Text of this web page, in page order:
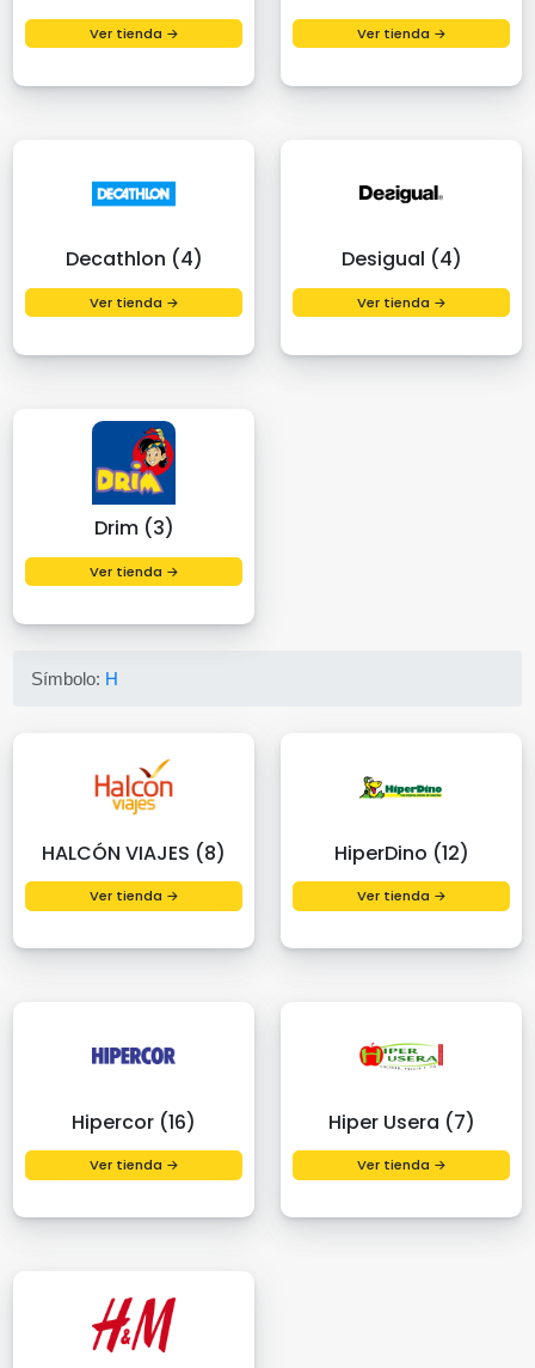
Ver tienda → Ver tienda →
Decathlon (4)
Ver tienda →
Desigual (4)
Ver tienda →
Drim (3)
Ver tienda →
Símbolo: H
HALCÓN VIAJES (8)
Ver tienda →
HiperDino (12)
Ver tienda →
Hipercor (16)
Ver tienda →
Hiper Usera (7)
Ver tienda →